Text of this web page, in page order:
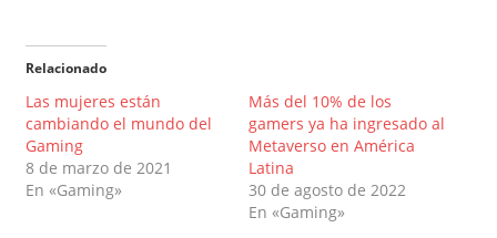
Relacionado
Las mujeres están
cambiando el mundo del
Gaming
8 de marzo de 2021
En «Gaming»
Más del 10% de los
gamers ya ha ingresado al
Metaverso en América
Latina
30 de agosto de 2022
En «Gaming»